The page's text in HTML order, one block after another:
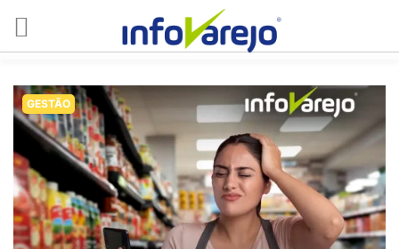
GESTÃO